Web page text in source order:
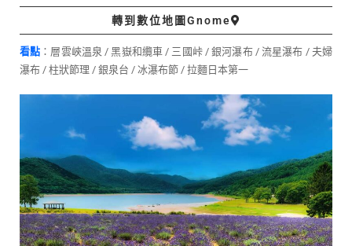
轉到數位地圖Gnome
看點 ：層雲峽溫泉 / 黑嶽和纜車 / 三國峠 / 銀河瀑布 / 流星瀑布 / 夫婦
瀑布 / 柱狀節理 / 銀泉台 / 冰瀑布節 / 拉麵日本第一